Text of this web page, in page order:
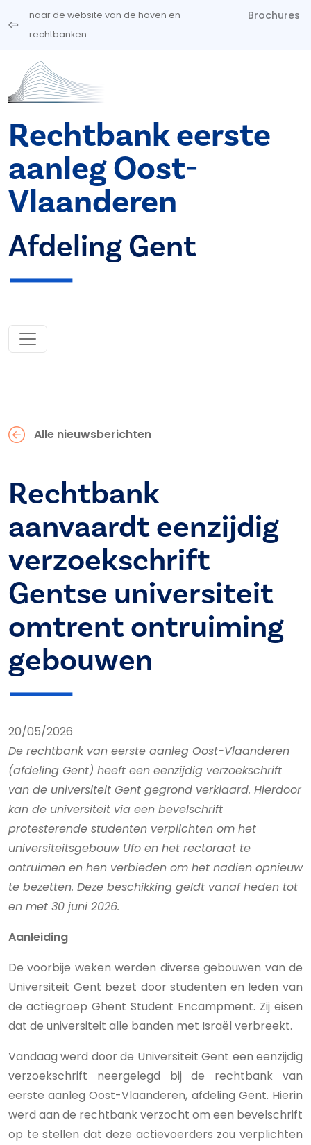
Overslaan en naar de inhoud gaan
naar de website van de hoven en
rechtbanken
Brochures
Rechtbank eerste
aanleg Oost-
Vlaanderen
Afdeling Gent
Alle nieuwsberichten
Rechtbank
aanvaardt eenzijdig
verzoekschrift
Gentse universiteit
omtrent ontruiming
gebouwen
20/05/2026
De rechtbank van eerste aanleg Oost-Vlaanderen
(afdeling Gent) heeft een eenzijdig verzoekschrift
van de universiteit Gent gegrond verklaard. Hierdoor
kan de universiteit via een bevelschrift
protesterende studenten verplichten om het
universiteitsgebouw Ufo en het rectoraat te
ontruimen en hen verbieden om het nadien opnieuw
te bezetten. Deze beschikking geldt vanaf heden tot
en met 30 juni 2026.
Aanleiding
De voorbije weken werden diverse gebouwen van de
Universiteit Gent bezet door studenten en leden van
de actiegroep Ghent Student Encampment. Zij eisen
dat de universiteit alle banden met Israël verbreekt.
Vandaag werd door de Universiteit Gent een eenzijdig
verzoekschrift neergelegd bij de rechtbank van
eerste aanleg Oost-Vlaanderen, afdeling Gent. Hierin
werd aan de rechtbank verzocht om een bevelschrift
op te stellen dat deze actievoerders zou verplichten